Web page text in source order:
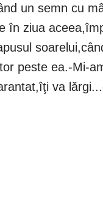
un semn cu
ziua
peste ea.-Mi-
va